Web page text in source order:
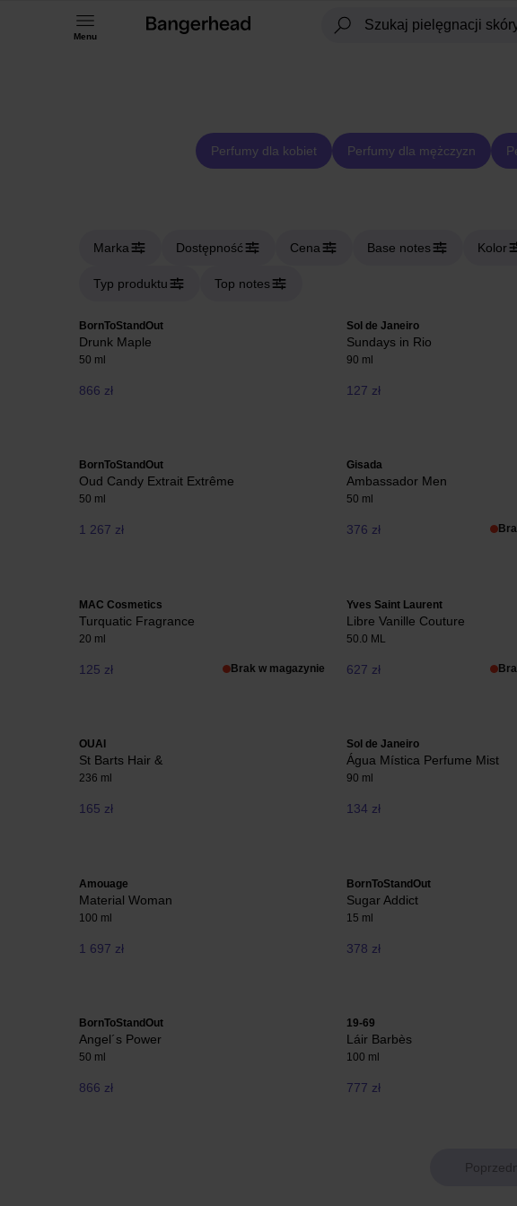
Menu
Perfumy dla kobiet Perfumy dla mężczyzn
Marka Dostępność Cena Base notes Kolor
Typ produktu Top notes
BornToStandOut
Drunk Maple
50 ml
866 zł
Sol de Janeiro
Sundays in Rio
90 ml
127 zł
BornToStandOut
Oud Candy Extrait Extrême
50 ml
1 267 zł
Gisada
Ambassador Men
50 ml
376 zł
MAC Cosmetics
Turquatic Fragrance
20 ml
125 zł Brak w magazynie
Yves Saint Laurent
Libre Vanille Couture
50.0 ML
627 zł
OUAI
St Barts Hair &
236 ml
165 zł
Sol de Janeiro
Água Mística Perfume Mist
90 ml
134 zł
Amouage
Material Woman
100 ml
1 697 zł
BornToStandOut
Sugar Addict
15 ml
378 zł
BornToStandOut
Angel´s Power
50 ml
866 zł
19-69
Láir Barbès
100 ml
777 zł